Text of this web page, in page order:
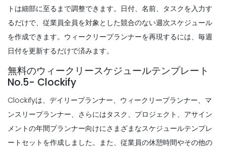
Scheduling
月次スケジュールテンプレートの作成方法
レストラン
Michelle Jaco
Michelle Jaco Oct 12, 2020
Scheduling
時間追跡が生産性を向上させる方法
Michelle Jaco
時間単位のスケジュールメーカーがあなた
のビジネス
Michelle Jaco Oct 12, 2020
トは細部に至るまで調整できます。日付、名前、タスクを入力す
るだけで、従業員全員を対象とした競合のない週次スケジュール
を作成できます。ウィークリープランナーを再現するには、毎週
日付を更新するだけで済みます。
無料のウィークリースケジュールテンプレート
No.5- Clockify
Clockifyは、デイリープランナー、ウィークリープランナー、マ
ンスリープランナー、さらにはタスク、プロジェクト、アサイン
メントの年間プランナー向けにさまざまなスケジュールテンプレ
ートセットを作成しました。また、従業員の休憩時間やその他の